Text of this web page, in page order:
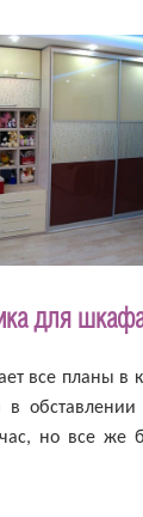
для
все планы в
в
но все